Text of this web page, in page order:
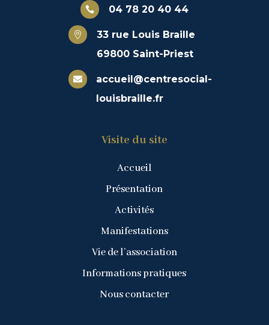
 04 78 20 40 44

33 rue Louis Braille
69800 Saint-Priest

accueil@centresocial-
louisbraille.fr
Visite du site
Accueil
Présentation
Activités
Manifestations
Vie de l’association
Informations pratiques
Nous contacter